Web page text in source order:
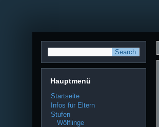
Hauptmenü
Startseite
Infos für Eltern
Stufen
Wölflinge